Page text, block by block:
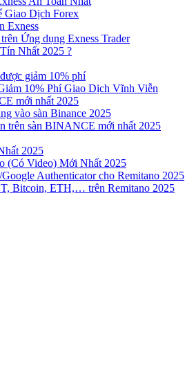
Giao Dịch Forex
Exness
Ứng dụng Exness Trader
Nhất 2025 ?
giảm 10% phí
10% Phí Giao Dịch Vĩnh Viễn
mới nhất 2025
vào sàn Binance 2025
trên sàn BINANCE mới nhất 2025
2025
(Có Video) Mới Nhất 2025
Authenticator cho Remitano 2025
Bitcoin, ETH,… trên Remitano 2025